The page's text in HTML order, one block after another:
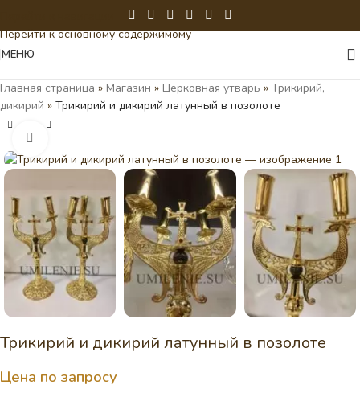
Перейти к основному содержимому
МЕНЮ
Главная страница » Магазин » Церковная утварь » Трикирий,
дикирий » Трикирий и дикирий латунный в позолоте
Трикирий и дикирий латунный в позолоте
Цена по запросу